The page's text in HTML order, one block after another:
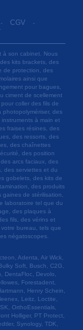
- CGV -
à son cabinet. Nous
kits brackets, des
de protection, des
ainsi que
pour bagues,
ciment de scellement
coller des fils de
des
à main et
fraises résines, des
des ressorts, des
des chaînettes
des position
arcs faciaux, des
des serviettes et du
gobelets, des kits de
des produits
de stérilisation,
laboratoire tel que du
des plaques à
fils, des vérins et
bureau, tels que
négatoscopes.
Adenta, Air Wick,
Soft, Busch, C2G,
DentaFloc, Devolo,
Forestadent,
Henry Schein,
Leitz, Loctite,
OrthoEssentials,
Holliger, PT Protect,
Synology, TDK,